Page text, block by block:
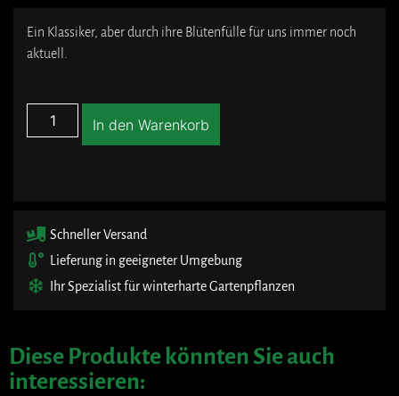
Ein Klassiker, aber durch ihre Blütenfülle für uns immer noch
aktuell.
In den Warenkorb
Schneller Versand
Lieferung in geeigneter Umgebung
Ihr Spezialist für winterharte Gartenpflanzen
Diese Produkte könnten Sie auch
interessieren: